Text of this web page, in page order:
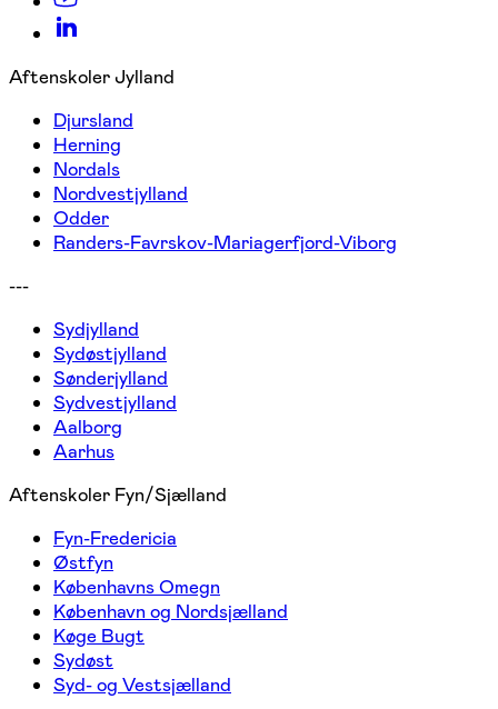
Aftenskoler Jylland
Djursland
Herning
Nordals
Nordvestjylland
Odder
Randers-Favrskov-Mariagerfjord-Viborg
---
Sydjylland
Sydøstjylland
Sønderjylland
Sydvestjylland
Aalborg
Aarhus
Aftenskoler Fyn/Sjælland
Fyn-Fredericia
Østfyn
Københavns Omegn
København og Nordsjælland
Køge Bugt
Sydøst
Syd- og Vestsjælland